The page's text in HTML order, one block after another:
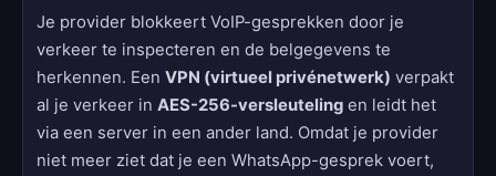
Je provider blokkeert VoIP-gesprekken door je
verkeer te inspecteren en de belgegevens te
herkennen. Een VPN (virtueel privénetwerk) verpakt
al je verkeer in AES-256-versleuteling en leidt het
via een server in een ander land. Omdat je provider
niet meer ziet dat je een WhatsApp-gesprek voert,